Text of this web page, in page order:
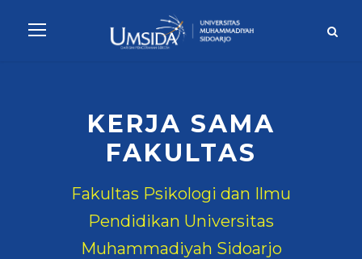
KERJA SAMA
FAKULTAS
Fakultas Psikologi dan Ilmu
Pendidikan Universitas
Muhammadiyah Sidoarjo